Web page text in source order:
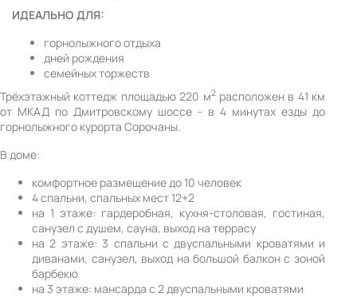
ИДЕАЛЬНО ДЛЯ:
горнолыжного отдыха
дней рождения
семейных торжеств
Трёхэтажный коттедж площадью 220 м2расположен в 41 км
от МКАД по Дмитровскому шоссе - в 4 минутах езды до
горнолыжного курорта Сорочаны.
В доме:
комфортное размещение до 10 человек
4 спальни, спальных мест 12+2
на 1 этаже: гардеробная, кухня-столовая, гостиная,
санузел с душем, сауна, выход на террасу
на 2 этаже: 3 спальни с двуспальными кроватями и
диванами, санузел, выход на большой балкон с зоной
барбекю
на 3 этаже: мансарда с 2 двуспальными кроватями